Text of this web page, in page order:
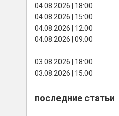
04.08.2026 | 18:00
04.08.2026 | 15:00
04.08.2026 | 12:00
04.08.2026 | 09:00
03.08.2026 | 18:00
03.08.2026 | 15:00
последние статьи